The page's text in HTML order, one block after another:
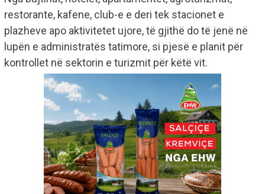
restorante, kafene, club-e e deri tek stacionet e
plazheve apo aktivitetet ujore, të gjithë do të jenë në
lupën e administratës tatimore, si pjesë e planit për
kontrollet në sektorin e turizmit për këtë vit.